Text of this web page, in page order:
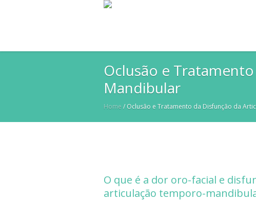
Oclusão e
Mandibular
Home / Oclusão e Tratamento da Disfunção da
O que é a dor oro-facial e
articulação temporo-